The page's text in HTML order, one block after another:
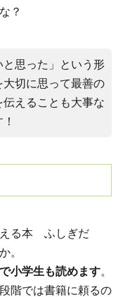
？
と思った」という形
切に思って最善の
えることも大事な
える本 ふしぎだ
。
小学生も読めます。
階では書籍に頼るの